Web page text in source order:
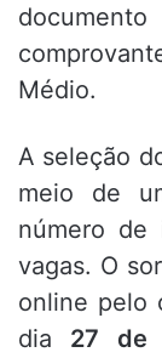
Médio.
A seleção
meio de
número de
vagas. O
online pelo
dia 27 de